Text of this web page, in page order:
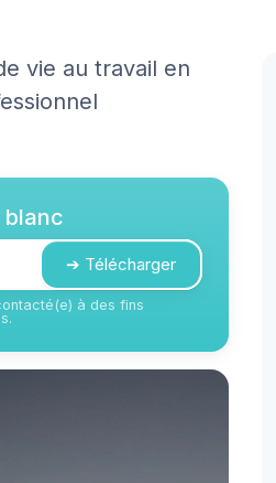
vie au travail en
blanc
➔ Télécharger
à des fins